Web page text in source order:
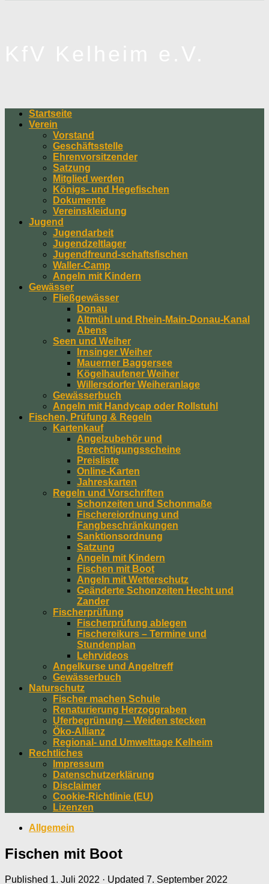
Startseite
Verein
Vorstand
Geschäftsstelle
Ehrenvorsitzender
Satzung
Mitglied werden
Königs- und Hegefischen
Dokumente
Vereinskleidung
Jugend
Jugendarbeit
Jugendzeltlager
Jugendfreund-schaftsfischen
Waller-Camp
Angeln mit Kindern
Gewässer
Fließgewässer
Donau
Altmühl und Rhein-Main-Donau-Kanal
Abens
Seen und Weiher
Irnsinger Weiher
Mauerner Baggersee
Kögelhaufener Weiher
Willersdorfer Weiheranlage
Gewässerbuch
Angeln mit Handycap oder Rollstuhl
Fischen, Prüfung & Regeln
Kartenkauf
Angelzubehör und
Berechtigungsscheine
Preisliste
Online-Karten
Jahreskarten
Regeln und Vorschriften
Schonzeiten und Schonmaße
Fischereiordnung und
Fangbeschränkungen
Sanktionsordnung
Satzung
Angeln mit Kindern
Fischen mit Boot
Angeln mit Wetterschutz
Geänderte Schonzeiten Hecht und
Zander
Fischerprüfung
Fischerprüfung ablegen
Fischereikurs – Termine und
Stundenplan
Lehrvideos
Angelkurse und Angeltreff
Gewässerbuch
Naturschutz
Fischer machen Schule
Renaturierung Herzoggraben
Uferbegrünung – Weiden stecken
Öko-Allianz
Regional- und Umwelttage Kelheim
Rechtliches
Impressum
Datenschutzerklärung
Disclaimer
Cookie-Richtlinie (EU)
Lizenzen
Allgemein
Fischen mit Boot
Published 1. Juli 2022 · Updated 7. September 2022